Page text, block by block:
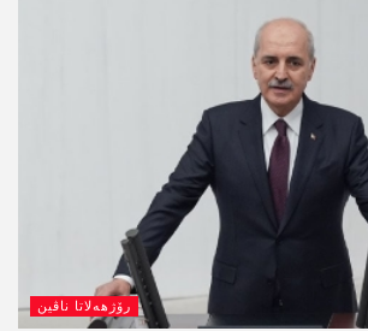
رۆژھەلاتا ناڤین